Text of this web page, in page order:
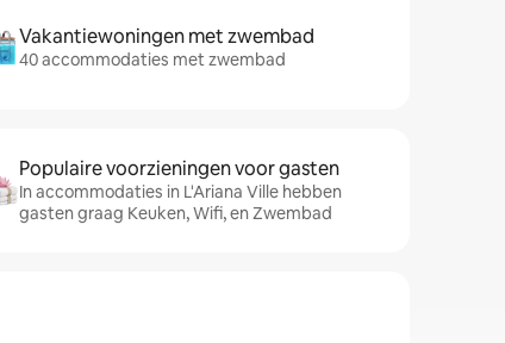
Vakantiewoningen met zwembad
40 accommodaties met zwembad
Populaire voorzieningen voor gasten
In accommodaties in L'Ariana Ville hebben
gasten graag Keuken, Wifi, en Zwembad